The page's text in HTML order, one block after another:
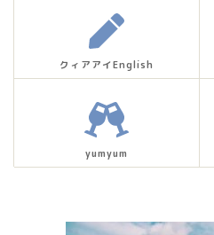
クィアアイEnglish
yumyum